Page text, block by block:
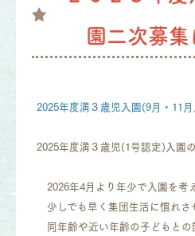
園二次募
2025年度満３歳児入園(9月・11
2025年度満３歳児(1号認定)入園
2026年4月より年少で入園を考
少しでも早く集団生活に慣れ
同年齢や近い年齢の子どもと